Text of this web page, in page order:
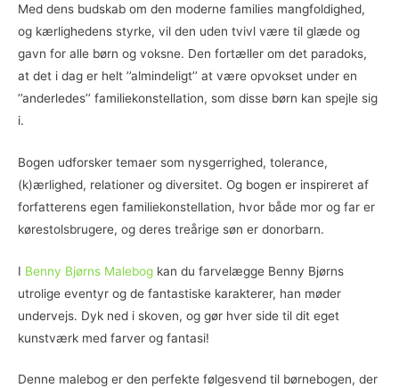
Med dens budskab om den moderne families mangfoldighed,
og kærlighedens styrke, vil den uden tvivl være til glæde og
gavn for alle børn og voksne. Den fortæller om det paradoks,
at det i dag er helt ’’almindeligt’’ at være opvokset under en
’’anderledes’’ familiekonstellation, som disse børn kan spejle sig
i.
Bogen udforsker temaer som nysgerrighed, tolerance,
(k)ærlighed, relationer og diversitet. Og bogen er inspireret af
forfatterens egen familiekonstellation, hvor både mor og far er
kørestolsbrugere, og deres treårige søn er donorbarn.
I Benny Bjørns Malebog kan du farvelægge Benny Bjørns
utrolige eventyr og de fantastiske karakterer, han møder
undervejs. Dyk ned i skoven, og gør hver side til dit eget
kunstværk med farver og fantasi!
Denne malebog er den perfekte følgesvend til børnebogen, der